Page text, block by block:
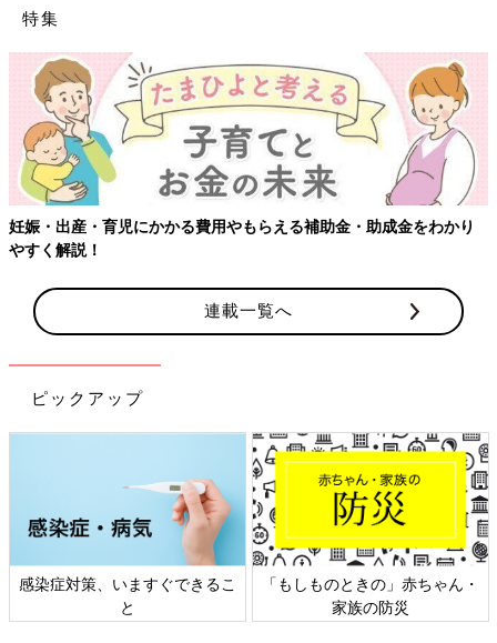
特集
【ワクチン接種できるものも】妊婦の感染症対策、知っておいて
連載一覧へ
ピックアップ
・
日本外来小児科学会リーフレッ
ト検討会
六星占術 細木かおりさんの人
相談